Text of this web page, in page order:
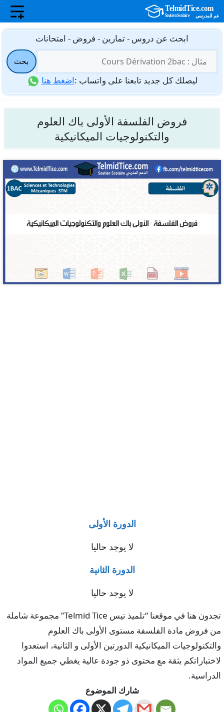
انتقل
المحتوى
ابحث عن دروس - تمارين - فروض - امتحانات
عن:
بحث
ليصلك كل جديد تابعنا على واتساب :اضغط هنا
فروض الفلسفة الأولى باك العلوم
والتكنولوجيات الميكانيكية
الدورة الأولى
لا يوجد حاليا
الدورة الثانية
لا يوجد حاليا
تجدون هنا في موقعنا “تلميذ تيس Telmid Tice” مجموعة شاملة
من فروض مادة الفلسفة مستوى الأولى باك العلوم
والتكنولوجيات الميكانيكية الدورتين الأولى و الثانية، استعدوا
لاختباراتكم بثقة مع محتوى ذو جودة عالية يغطي جميع المواد
الدراسية.
شارك الموضوع